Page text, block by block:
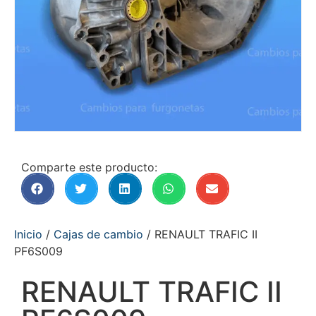
Comparte este producto:
Inicio / Cajas de cambio / RENAULT TRAFIC II
PF6S009
RENAULT TRAFIC II